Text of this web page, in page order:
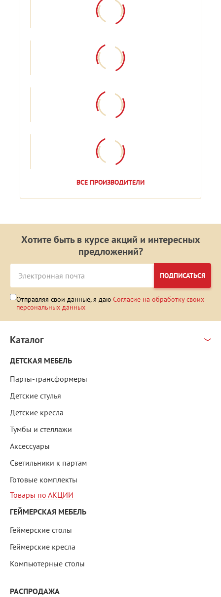
ВСЕ ПРОИЗВОДИТЕЛИ
Хотите быть в курсе акций и интересных
предложений?
ПОДПИСАТЬСЯ
Отправляя свои данные, я даю Согласие на обработку своих
персональных данных
Каталог
ДЕТСКАЯ МЕБЕЛЬ
Парты-трансформеры
Детские стулья
Детские кресла
Тумбы и стеллажи
Аксессуары
Светильники к партам
Готовые комплекты
Товары по АКЦИИ
ГЕЙМЕРСКАЯ МЕБЕЛЬ
Геймерские столы
Геймерские кресла
Компьютерные столы
РАСПРОДАЖА